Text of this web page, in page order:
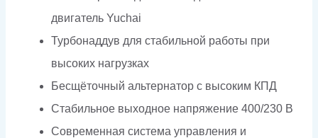
двигатель Yuchai
Турбонаддув для стабильной работы при
высоких нагрузках
Бесщёточный альтернатор с высоким КПД
Стабильное выходное напряжение 400/230 В
Современная система управления и